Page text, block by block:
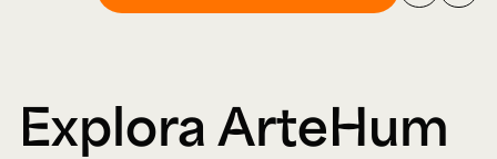
Explora ArteHum